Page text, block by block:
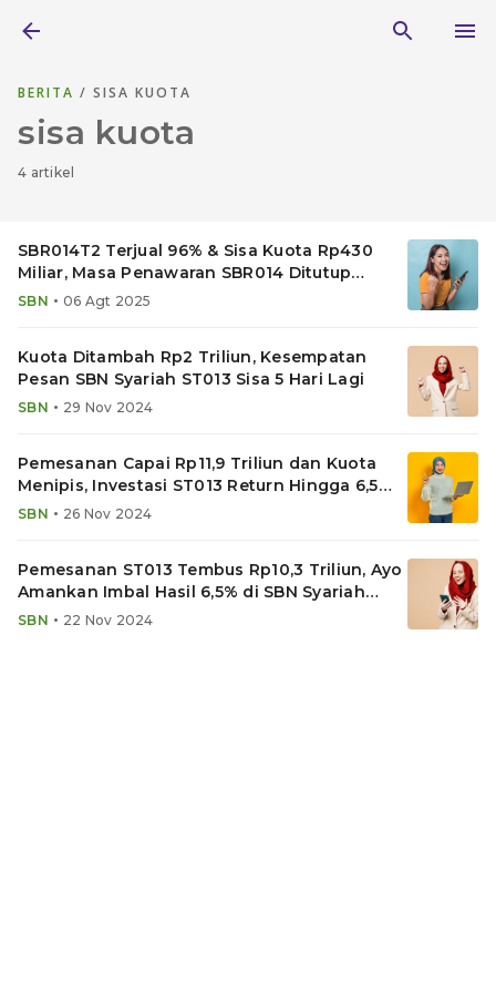
BERITA / SISA KUOTA
sisa kuota
4 artikel
SBR014T2 Terjual 96% & Sisa Kuota Rp430
Miliar, Masa Penawaran SBR014 Ditutup
Besok
SBN • 06 Agt 2025
Kuota Ditambah Rp2 Triliun, Kesempatan
Pesan SBN Syariah ST013 Sisa 5 Hari Lagi
SBN • 29 Nov 2024
Pemesanan Capai Rp11,9 Triliun dan Kuota
Menipis, Investasi ST013 Return Hingga 6,5%
Menanti
SBN • 26 Nov 2024
Pemesanan ST013 Tembus Rp10,3 Triliun, Ayo
Amankan Imbal Hasil 6,5% di SBN Syariah
Tahun Ini
SBN • 22 Nov 2024